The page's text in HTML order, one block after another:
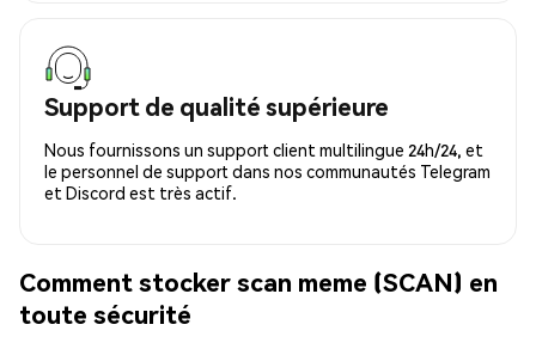
Support de qualité supérieure
Nous fournissons un support client multilingue 24h/24, et
le personnel de support dans nos communautés Telegram
et Discord est très actif.
Comment stocker scan meme (SCAN) en
toute sécurité